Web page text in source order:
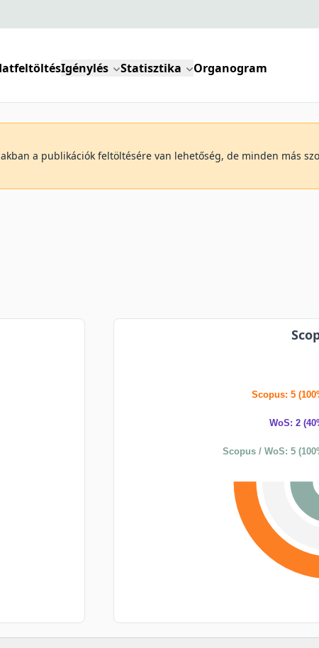
Igénylés Statisztika Organogram
a publikációk feltöltésére van lehetőség, de minden más
Scopus: 5
WoS: 2
Scopus / WoS: 5